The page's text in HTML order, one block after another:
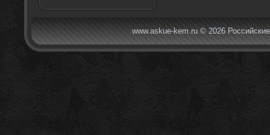
www.askue-kem.ru © 2026